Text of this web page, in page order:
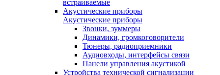
встраиваемые
Акустические приборы
Акустические приборы
Звонки, зуммеры
Динамики, громкоговорители
Тюнеры, радиоприемники
Аудиовходы, интерфейсы связи
Панели управления акустикой
Устройства технической сигнализации